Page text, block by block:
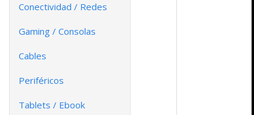
Conectividad / Redes
Gaming / Consolas
Cables
Periféricos
Tablets / Ebook